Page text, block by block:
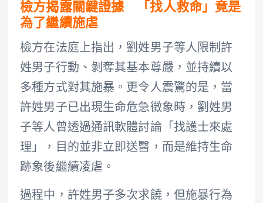
檢方揭露關鍵證據 「找人救命」竟是
為了繼續施虐
檢方在法庭上指出，劉姓男子等人限制許
姓男子行動、剝奪其基本尊嚴，並持續以
多種方式對其施暴。更令人震驚的是，當
許姓男子已出現生命危急徵象時，劉姓男
子等人曾透過通訊軟體討論「找護士來處
理」，目的並非立即送醫，而是維持生命
跡象後繼續凌虐。
過程中，許姓男子多次求饒，但施暴行為